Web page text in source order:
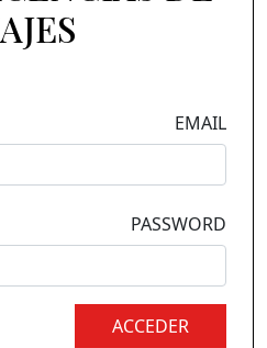
EMAIL
PASSWORD
ACCEDER